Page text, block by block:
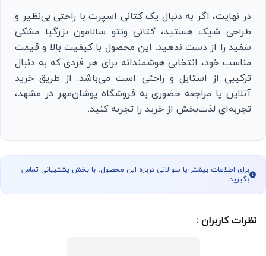
در نهایت، اگر به دنبال یک کتانی اسپرت با راحتی بی‌نظیر و
طراحی شیک هستید، کتانی ونتو سالامون بزرگپا مشکی
سفید را از دست ندهید. این محصول با کیفیت بالا و قیمت
مناسب خود، انتخابی هوشمندانه برای هر فردی که به دنبال
ترکیبی از استایل و راحتی است می‌باشد. از طریق خرید
آنلاین یا مراجعه حضوری به فروشگاه پوشان‌مهر در مشهد،
تجربه‌ای لذت‌بخش از خرید را تجربه کنید.
برای اطلاعات بیشتر یا سوالاتی درباره این محصول، با بخش پشتیبانی تماس
بگیرید.
نظرات کاربران :